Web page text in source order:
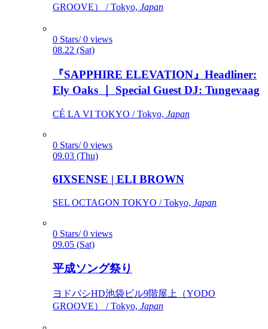
GROOVE） / Tokyo, Japan
0 Stars/ 0 views
08.22 (Sat)
『SAPPHIRE ELEVATION』Headliner:
Ely Oaks ｜ Special Guest DJ: Tungevaag
CÉ LA VI TOKYO / Tokyo, Japan
0 Stars/ 0 views
09.03 (Thu)
6IXSENSE | ELI BROWN
SEL OCTAGON TOKYO / Tokyo, Japan
0 Stars/ 0 views
09.05 (Sat)
平成ソング祭り
ヨドバシHD池袋ビル9階屋上（YODO
GROOVE） / Tokyo, Japan